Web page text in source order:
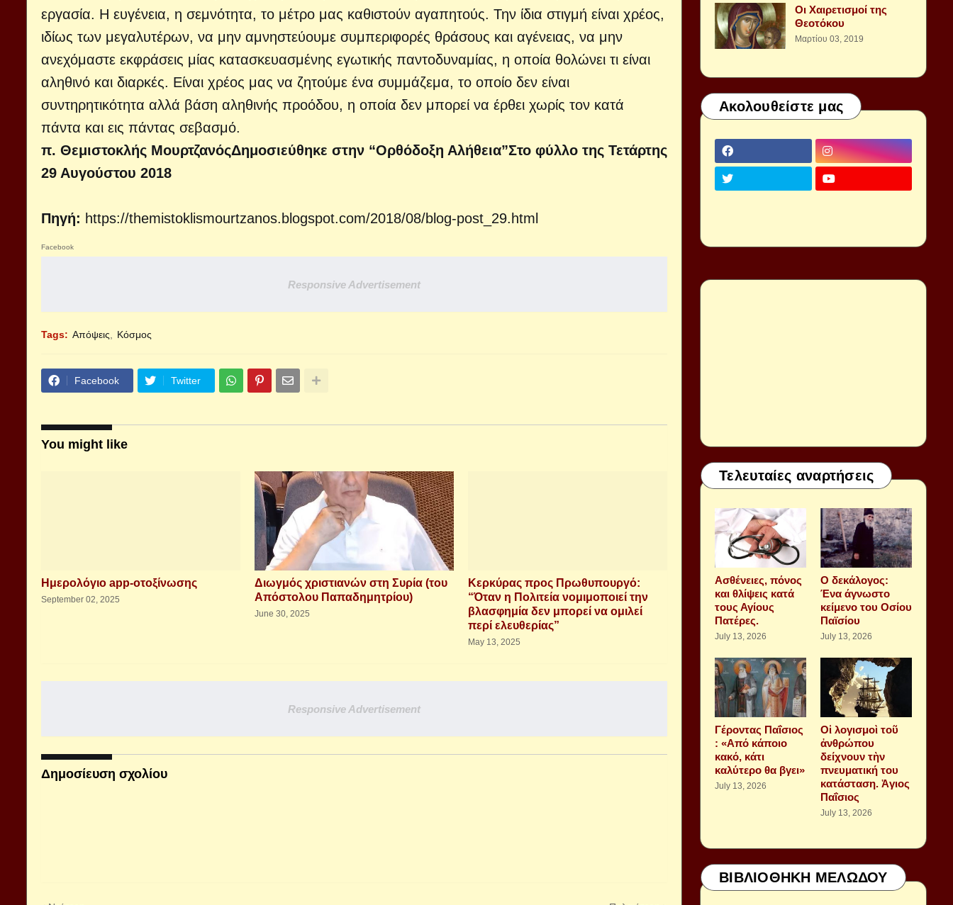
εργασία. Η ευγένεια, η σεμνότητα, το μέτρο μας καθιστούν αγαπητούς. Την ίδια στιγμή είναι χρέος,
ιδίως των μεγαλυτέρων, να μην αμνηστεύουμε συμπεριφορές θράσους και αγένειας, να μην
ανεχόμαστε εκφράσεις μίας κατασκευασμένης εγωτικής παντοδυναμίας, η οποία θολώνει τι είναι
αληθινό και διαρκές. Είναι χρέος μας να ζητούμε ένα συμμάζεμα, το οποίο δεν είναι
συντηρητικότητα αλλά βάση αληθινής προόδου, η οποία δεν μπορεί να έρθει χωρίς τον κατά
πάντα και εις πάντας σεβασμό.
π. Θεμιστοκλής ΜουρτζανόςΔημοσιεύθηκε στην “Ορθόδοξη Αλήθεια”Στο φύλλο της Τετάρτης
29 Αυγούστου 2018
Πηγή: https://themistoklismourtzanos.blogspot.com/2018/08/blog-post_29.html
Facebook
Responsive Advertisement
Tags: Απόψεις Κόσμος
Facebook Twitter
You might like
Ημερολόγιο app-οτοξίνωσης
September 02, 2025
Διωγμός χριστιανών στη Συρία (του
Απόστολου Παπαδημητρίου)
June 30, 2025
Κερκύρας προς Πρωθυπουργό:
“Όταν η Πολιτεία νομιμοποιεί την
βλασφημία δεν μπορεί να ομιλεί
περί ελευθερίας”
May 13, 2025
Responsive Advertisement
Δημοσίευση σχολίου
Οι Χαιρετισμοί της
Θεοτόκου
Μαρτίου 03, 2019
Ακολουθείστε μας
Τελευταίες αναρτήσεις
Aσθένειες, πόνος
και θλίψεις κατά
τους Αγίους
Πατέρες.
July 13, 2026
Ο δεκάλογος:
Ένα άγνωστο
κείμενο του Οσίου
Παϊσίου
July 13, 2026
Γέροντας Παΐσιος
: «Από κάποιο
κακό, κάτι
καλύτερο θα βγει»
July 13, 2026
Οἱ λογισμοὶ τοῦ
ἀνθρώπου
δείχνουν τὴν
πνευματική του
κατάσταση. Ἁγιος
Παΐσιος
July 13, 2026
ΒΙΒΛΙΟΘΗΚΗ ΜΕΛΩΔΟΥ